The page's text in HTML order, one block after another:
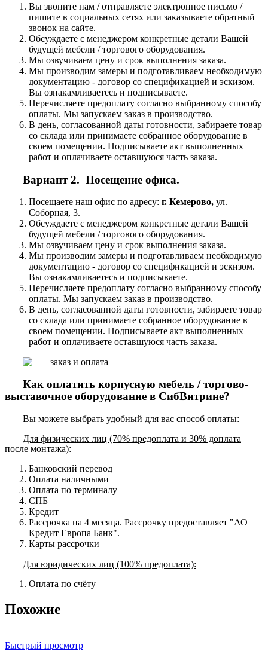
Вы звоните нам / отправляете электронное письмо /
пишите в социальных сетях или заказываете обратный
звонок на сайте.
Обсуждаете с менеджером конкретные детали Вашей
будущей мебели / торгового оборудования.
Мы озвучиваем цену и срок выполнения заказа.
Мы производим замеры и подготавливаем необходимую
документацию - договор со спецификацией и эскизом.
Вы ознакамливаетесь и подписываете.
Перечисляете предоплату согласно выбранному способу
оплаты. Мы запускаем заказ в производство.
В день, согласованной даты готовности, забираете товар
со склада или принимаете собранное оборудование в
своем помещении. Подписываете акт выполненных
работ и оплачиваете оставшуюся часть заказа.
Вариант 2. Посещение офиса.
Посещаете наш офис по адресу: г. Кемерово, ул.
Соборная, 3.
Обсуждаете с менеджером конкретные детали Вашей
будущей мебели / торгового оборудования.
Мы озвучиваем цену и срок выполнения заказа.
Мы производим замеры и подготавливаем необходимую
документацию - договор со спецификацией и эскизом.
Вы ознакамливаетесь и подписываете.
Перечисляете предоплату согласно выбранному способу
оплаты. Мы запускаем заказ в производство.
В день, согласованной даты готовности, забираете товар
со склада или принимаете собранное оборудование в
своем помещении. Подписываете акт выполненных
работ и оплачиваете оставшуюся часть заказа.
Как оплатить корпусную мебель / торгово-
выставочное оборудование в СибВитрине?
Вы можете выбрать удобный для вас способ оплаты:
Для физических лиц (70% предоплата и 30% доплата
после монтажа):
Банковский перевод
Оплата наличными
Оплата по терминалу
СПБ
Кредит
Рассрочка на 4 месяца. Рассрочку предоставляет "АО
Кредит Европа Банк".
Карты рассрочки
Для юридических лиц (100% предоплата):
Оплата по счёту
Похожие
Быстрый просмотр